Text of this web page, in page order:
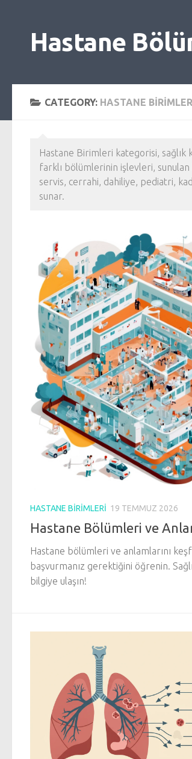
Hastane
CATEGORY: HASTANE
Hastane Birimleri kategorisi, sağlık
farklı bölümlerinin işlevleri, sunulan
servis, cerrahi, dahiliye, pediatri,
sunar.
HASTANE BIRIMLERI 19 TEMMUZ 2026
Hastane Bölümleri ve
Hastane bölümleri ve anlamlarını
başvurmanız gerektiğini öğrenin.
bilgiye ulaşın!